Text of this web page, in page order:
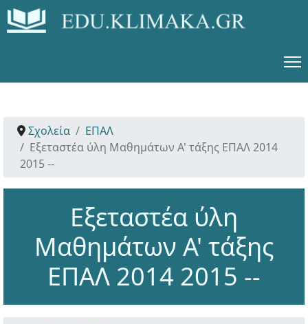
Σχολεία
ΕΠΑΛ
Εξεταστέα ύλη Μαθημάτων Α' τάξης ΕΠΑΛ 2014
2015 --
Εξεταστέα ύλη
Μαθημάτων Α' τάξης
ΕΠΑΛ 2014 2015 --